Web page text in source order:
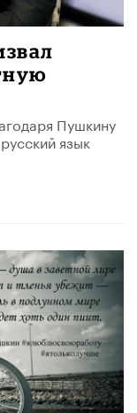
Пушкину
язык